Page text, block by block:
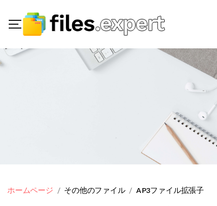
ホームページ その他のファイル AP3ファイル拡張子